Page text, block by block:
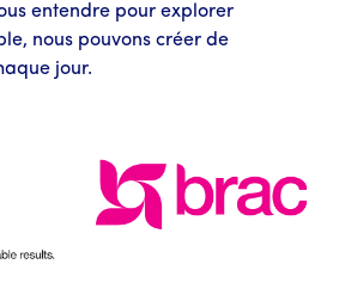
entendre pour explorer
nous pouvons créer de
jour.